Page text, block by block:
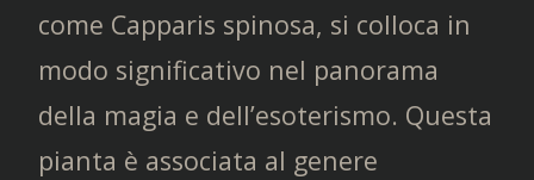
come Capparis spinosa, si colloca in
modo significativo nel panorama
della magia e dell’esoterismo. Questa
pianta è associata al genere